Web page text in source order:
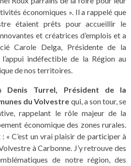
économiques ». Il a rappelé que
étaient prêts pour accueillir le
et créatrices d’emplois et a
Carole Delga, Présidente de la
indéfectible de la Région au
de nos territoires.
Denis Turrel, Président de la
du Volvestre qui, a son tour, se
rappelant le rôle majeur de la
économique des zones rurales.
« C’est un vrai plaisir de participer à
à Carbonne. J’y retrouve des
de notre région, des